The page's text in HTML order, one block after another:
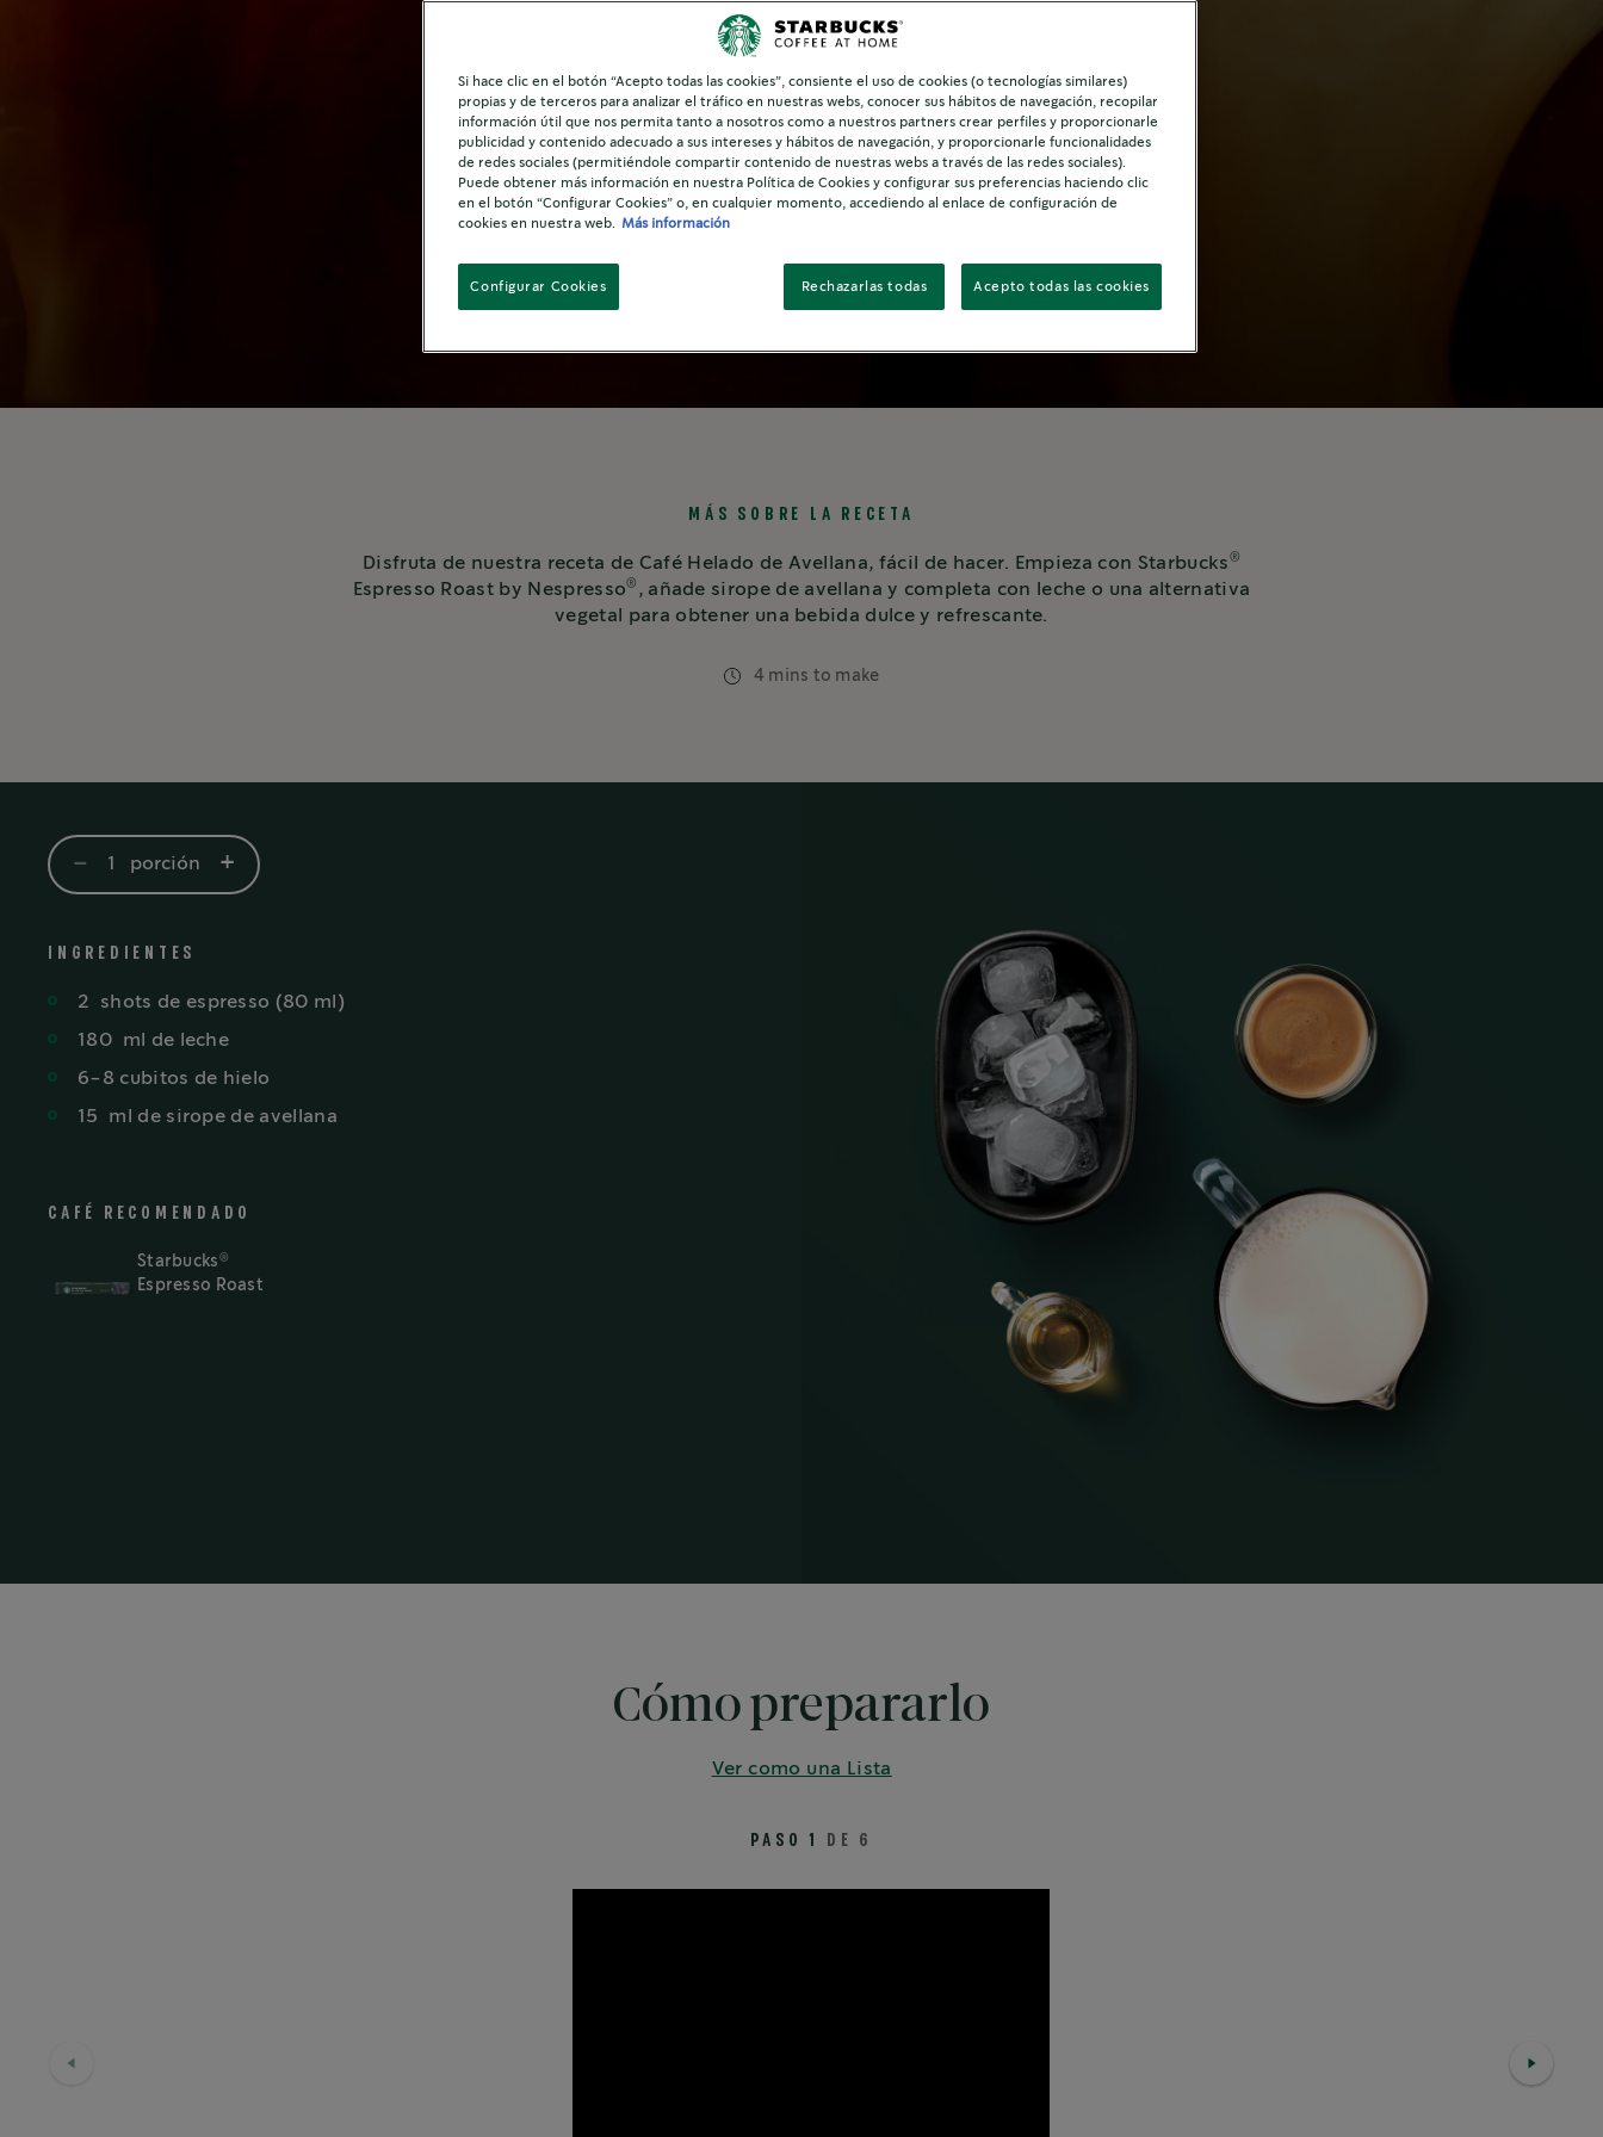
MÁS SOBRE LA RECETA
Disfruta de nuestra receta de Café Helado de Avellana, fácil de hacer. Empieza con Starbucks ®
Espresso Roast by Nespresso® , añade sirope de avellana y completa con leche o una alternativa
vegetal para obtener una bebida dulce y refrescante.
4 mins to make
- 1 porción +
INGREDIENTES
2 shots de espresso (80 ml)
180 ml de leche
6-8 cubitos de hielo
15 ml de sirope de avellana
CAFÉ RECOMENDADO
Starbucks ®
Espresso Roast
Cómo prepararlo
Ver como una Lista
PASO 1 DE 6
Si hace clic en el botón “Acepto todas las cookies”, consiente el uso de cookies (o tecnologías similares)
propias y de terceros para analizar el tráfico en nuestras webs, conocer sus hábitos de navegación, recopilar
información útil que nos permita tanto a nosotros como a nuestros partners crear perfiles y proporcionarle
publicidad y contenido adecuado a sus intereses y hábitos de navegación, y proporcionarle funcionalidades
de redes sociales (permitiéndole compartir contenido de nuestras webs a través de las redes sociales).
Puede obtener más información en nuestra Política de Cookies y configurar sus preferencias haciendo clic
en el botón “Configurar Cookies” o, en cualquier momento, accediendo al enlace de configuración de
cookies en nuestra web.
Más información
Configurar Cookies Rechazarlas todas Acepto todas las cookies